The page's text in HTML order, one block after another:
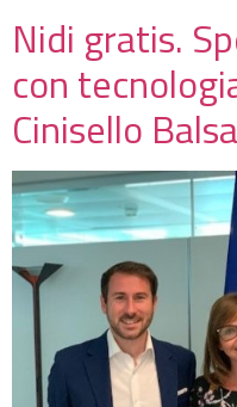
Nidi gratis.
con
Cinisello